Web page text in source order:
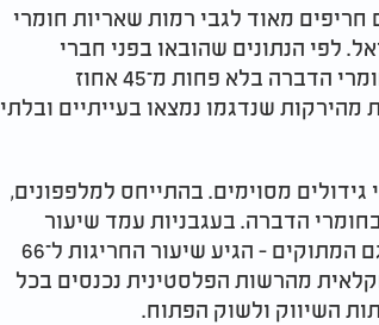
מאוד לגבי רמות שאריות חומרי
לפי הנתונים שהובאו בפני חברי
הכנסת, בשנים 2024-2025 נמצאו חריגות בשאריות חומרי הדברה בלא פחות מ־45 אחוז
שנדגמו נמצאו בעייתיים ובלתי
מסוימים. בהתייחס למלפפונים,
בחומרי הדברה. בעגבניות עמד שיעור
החריגות על 49 אחוז, ואילו בפלפלים - גם החריפים וגם המתוקים - הגיע שיעור החריגות ל־66
טון של תוצרת חקלאית מהרשות הפלסטינית נכנסים בכל
השיווק ולשוק הפתוח.​